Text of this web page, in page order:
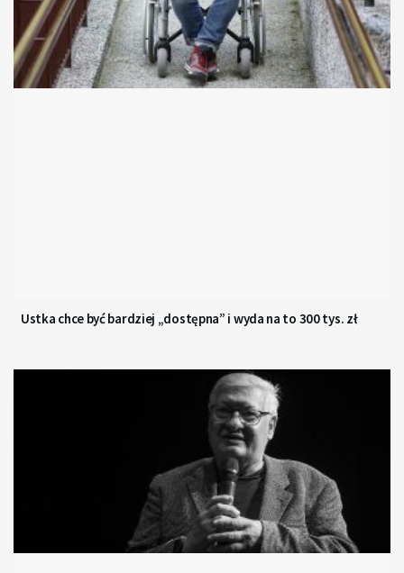
Ustka chce być bardziej „dostępna” i wyda na to 300 tys. zł